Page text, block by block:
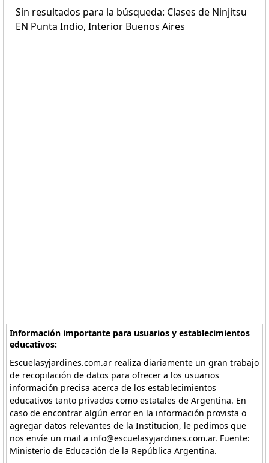
Sin resultados para la búsqueda: Clases de Ninjitsu
EN Punta Indio, Interior Buenos Aires
Información importante para usuarios y establecimientos
educativos:
Escuelasyjardines.com.ar realiza diariamente un gran trabajo
de recopilación de datos para ofrecer a los usuarios
información precisa acerca de los establecimientos
educativos tanto privados como estatales de Argentina. En
caso de encontrar algún error en la información provista o
agregar datos relevantes de la Institucion, le pedimos que
nos envíe un mail a info@escuelasyjardines.com.ar. Fuente:
Ministerio de Educación de la República Argentina.